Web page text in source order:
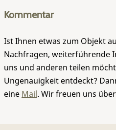
Kommentar
Ist Ihnen etwas zum Objekt
Nachfragen, weiterführende
uns und anderen teilen
Ungenauigkeit entdeckt?
eine Mail. Wir freuen uns